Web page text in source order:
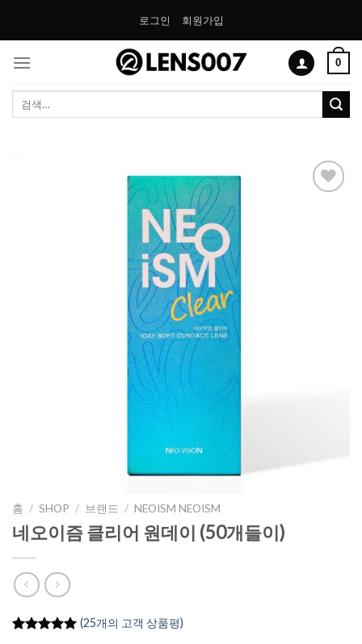
로그인 회원가입
0
색:
홈 / SHOP / 브랜드 / NEOISM NEOISM
네오이즘 클리어 원데이 (50개들이)
(25개의 고객 상품평)